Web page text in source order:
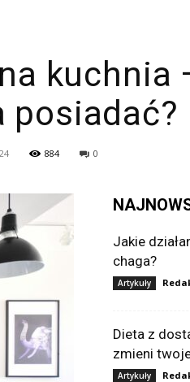
kuchnia
posiadać?
884 0
Jakie
chaga?
Artykuły
Dieta z
zmieni
Artykuły